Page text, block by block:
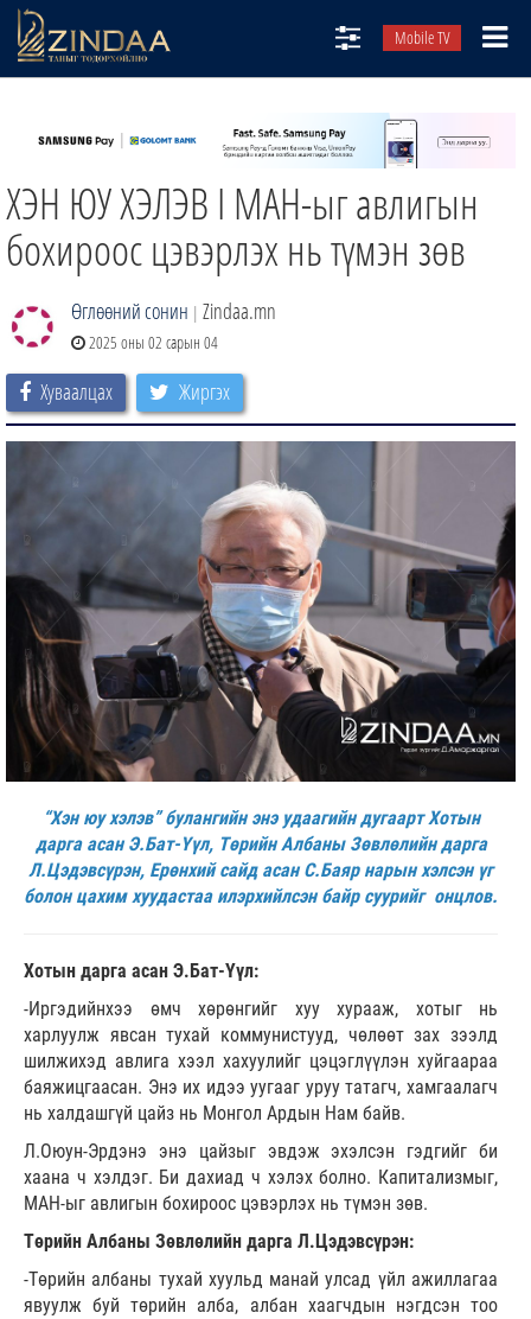
Mobile TV
ТВ8
ӨГЛӨӨНИЙ СОНИН
ЗИНДАА СЭТГҮҮЛ
ХЭН ЮУ ХЭЛЭВ I МАН-ыг авлигын
бохироос цэвэрлэх нь түмэн зөв
Өглөөний сонин | Zindaa.mn
2025 оны 02 сарын 04
Хуваалцах Жиргэх
“Хэн юу хэлэв” булангийн энэ удаагийн дугаарт Хотын
дарга асан Э.Бат-Үүл, Төрийн Албаны Зөвлөлийн дарга
Л.Цэдэвсүрэн, Ерөнхий сайд асан С.Баяр нарын хэлсэн үг
болон цахим хуудастаа илэрхийлсэн байр суурийг онцлов.
Хотын дарга асан Э.Бат-Үүл:
-Иргэдийнхээ өмч хөрөнгийг хуу хурааж, хотыг нь
харлуулж явсан тухай коммунистууд, чөлөөт зах зээлд
шилжихэд авлига хээл хахуулийг цэцэглүүлэн хуйгаараа
баяжицгаасан. Энэ их идээ уугааг уруу татагч, хамгаалагч
нь халдашгүй цайз нь Монгол Ардын Нам байв.
Л.Оюун-Эрдэнэ энэ цайзыг эвдэж эхэлсэн гэдгийг би
хаана ч хэлдэг. Би дахиад ч хэлэх болно. Капитализмыг,
МАН-ыг авлигын бохироос цэвэрлэх нь түмэн зөв.
Төрийн Албаны Зөвлөлийн дарга Л.Цэдэвсүрэн:
-Төрийн албаны тухай хуульд манай улсад үйл ажиллагаа
явуулж буй төрийн алба, албан хаагчдын нэгдсэн тоо